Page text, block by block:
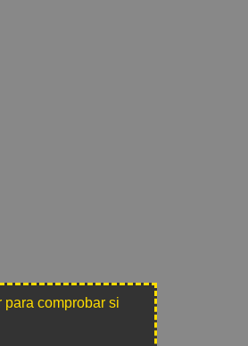
para comprobar si